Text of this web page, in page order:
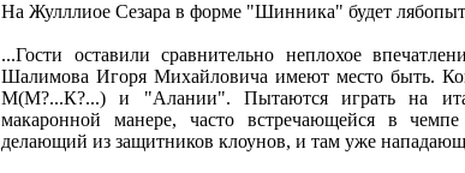
На Жулллиое Сезара в форме "Шинника" будет
...Гости оставили сравнительно неплохое
Шалимова Игоря Михайловича имеют место быть.
М(М?...К?...) и "Алании". Пытаются играть на
макаронной манере, часто встречающейся в
делающий из защитников клоунов, и там уже